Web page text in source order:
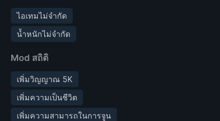
ไอเทมไม่จำกัด
น้ำหนักไม่จำกัด
Mod สถิติ
เพิ่มวิญญาณ 5K
เพิ่มความเป็นชีวิต
เพิ่มความสามารถในการจูน